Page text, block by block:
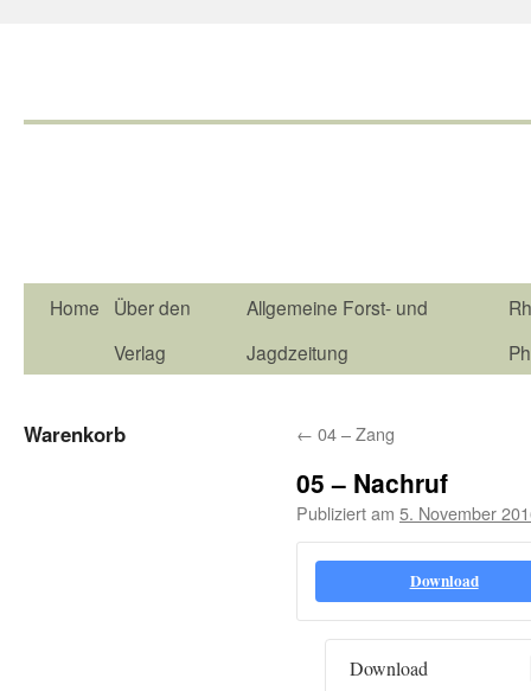
Home
Über den
Verlag
Allgemeine Forst- und
Jagdzeitung
← 04 – Zang
05 – Nachruf
Publiziert am 5. November
Download
Download
Warenkorb